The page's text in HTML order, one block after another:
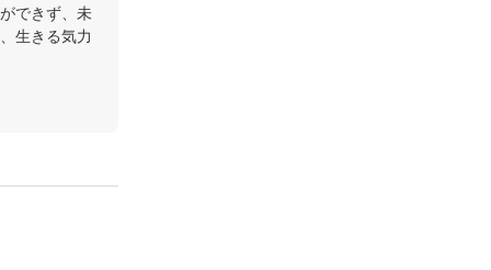
できず、未
生きる気力